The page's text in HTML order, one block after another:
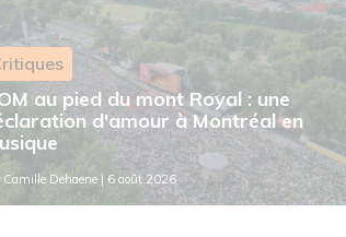
au pied du mont Royal : une
d'amour à Montréal en
Camille Dehaene | 6 août 2026